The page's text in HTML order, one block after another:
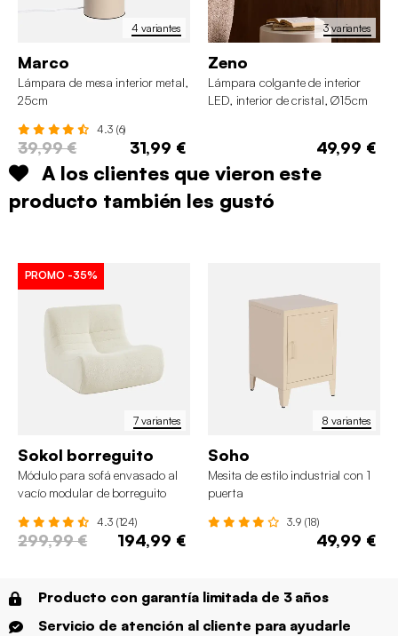
4 variantes
Marco
Lámpara de mesa interior metal,
25cm
4.3 (6)
39,99 € 31,99 €
3 variantes
Zeno
Lámpara colgante de interior
LED, interior de cristal, Ø15cm
49,99 €
A los clientes que vieron este
producto también les gustó
7 variantes
PROMO -35%
Sokol borreguito
Módulo para sofá envasado al
vacío modular de borreguito
4.3 (124)
299,99 € 194,99 €
8 variantes
Soho
Mesita de estilo industrial con 1
puerta
3.9 (18)
49,99 €
Producto con garantía limitada de 3 años
Servicio de atención al cliente para ayudarle